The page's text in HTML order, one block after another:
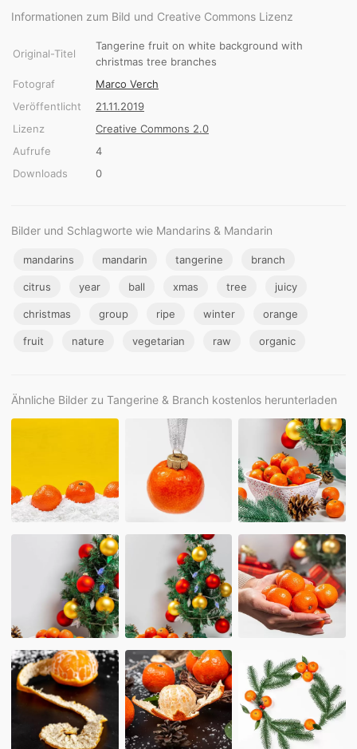
Informationen zum Bild und Creative Commons Lizenz
Original-Titel
Tangerine fruit on white background with
christmas tree branches
Fotograf
Marco Verch
Veröffentlicht
21.11.2019
Lizenz
Creative Commons 2.0
Aufrufe
4
Downloads
0
Bilder und Schlagworte wie Mandarins & Mandarin
mandarins mandarin tangerine branch
citrus year ball xmas tree juicy
christmas group ripe winter orange
fruit nature vegetarian raw organic
Ähnliche Bilder zu Tangerine & Branch kostenlos herunterladen